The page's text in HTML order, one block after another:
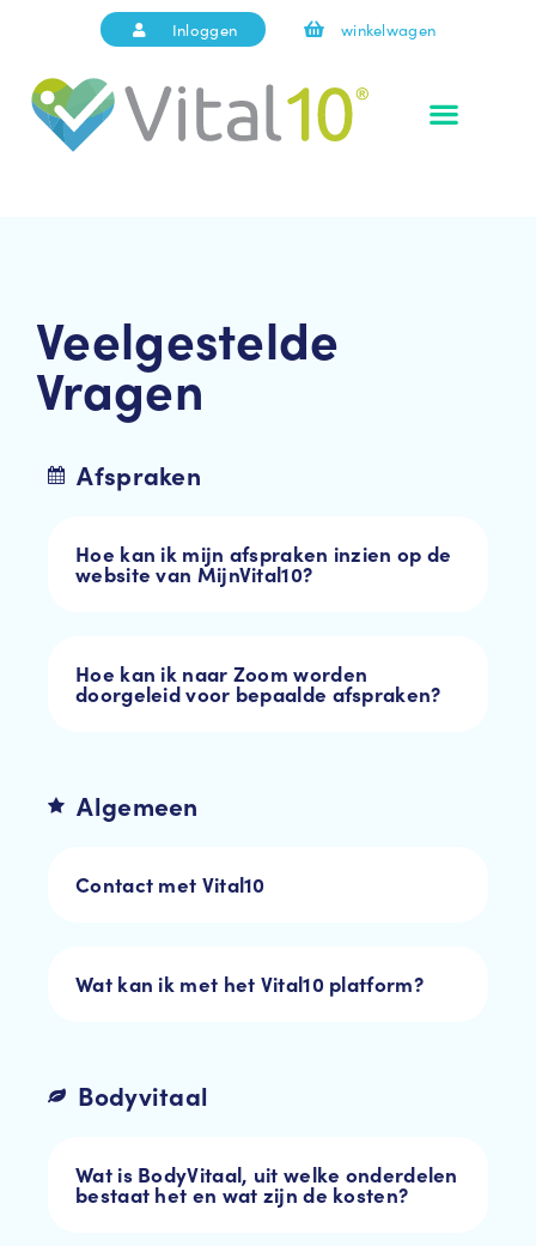
Inloggen winkelwagen
Veelgestelde
Vragen
Afspraken
Hoe kan ik mijn afspraken inzien op de
website van MijnVital10?
Hoe kan ik naar Zoom worden
doorgeleid voor bepaalde afspraken?
Algemeen
Contact met Vital10
Wat kan ik met het Vital10 platform?
Bodyvitaal
Wat is BodyVitaal, uit welke onderdelen
bestaat het en wat zijn de kosten?